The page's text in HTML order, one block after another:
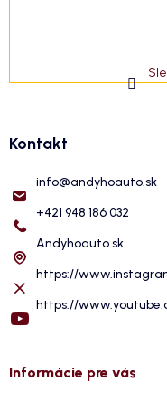
Kontakt
info@andyhoauto.sk
+421 948 186 032
Andyhoauto.sk
https://
https://
Informácie pre vás